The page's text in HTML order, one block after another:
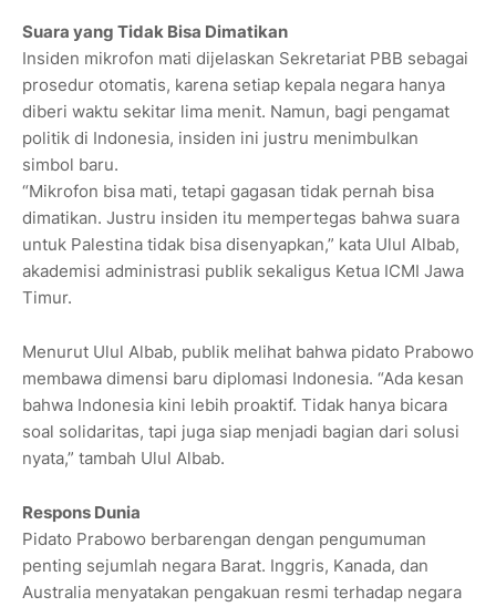
Suara yang Tidak Bisa Dimatikan
Insiden mikrofon mati dijelaskan Sekretariat PBB sebagai
prosedur otomatis, karena setiap kepala negara hanya
diberi waktu sekitar lima menit. Namun, bagi pengamat
politik di Indonesia, insiden ini justru menimbulkan
simbol baru.
“Mikrofon bisa mati, tetapi gagasan tidak pernah bisa
dimatikan. Justru insiden itu mempertegas bahwa suara
untuk Palestina tidak bisa disenyapkan,” kata Ulul Albab,
akademisi administrasi publik sekaligus Ketua ICMI Jawa
Timur.
Menurut Ulul Albab, publik melihat bahwa pidato Prabowo
membawa dimensi baru diplomasi Indonesia. “Ada kesan
bahwa Indonesia kini lebih proaktif. Tidak hanya bicara
soal solidaritas, tapi juga siap menjadi bagian dari solusi
nyata,” tambah Ulul Albab.
Respons Dunia
Pidato Prabowo berbarengan dengan pengumuman
penting sejumlah negara Barat. Inggris, Kanada, dan
Australia menyatakan pengakuan resmi terhadap negara